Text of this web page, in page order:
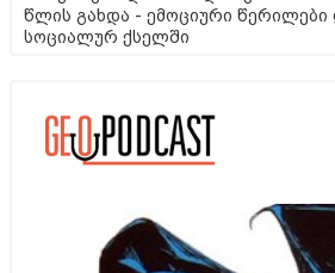
წლის გახდა - ემოციური წერილები
სოციალურ ქსელში